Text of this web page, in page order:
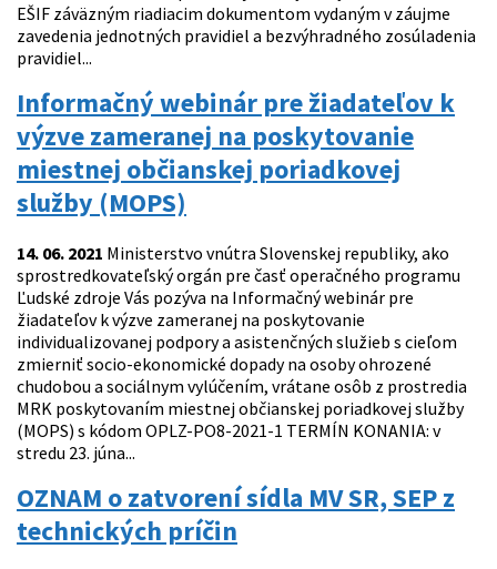
EŠIF záväzným riadiacim dokumentom vydaným v záujme
zavedenia jednotných pravidiel a bezvýhradného zosúladenia
pravidiel...
Informačný webinár pre žiadateľov k
výzve zameranej na poskytovanie
miestnej občianskej poriadkovej
služby (MOPS)
14. 06. 2021 Ministerstvo vnútra Slovenskej republiky, ako
sprostredkovateľský orgán pre časť operačného programu
Ľudské zdroje Vás pozýva na Informačný webinár pre
žiadateľov k výzve zameranej na poskytovanie
individualizovanej podpory a asistenčných služieb s cieľom
zmierniť socio-ekonomické dopady na osoby ohrozené
chudobou a sociálnym vylúčením, vrátane osôb z prostredia
MRK poskytovaním miestnej občianskej poriadkovej služby
(MOPS) s kódom OPLZ-PO8-2021-1 TERMÍN KONANIA: v
stredu 23. júna...
OZNAM o zatvorení sídla MV SR, SEP z
technických príčin